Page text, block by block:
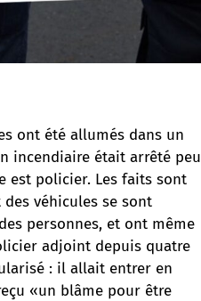
ont été allumés dans un
incendiaire était arrêté peu
est policier. Les faits sont
véhicules se sont
personnes, et ont même
adjoint depuis quatre
: il allait entrer en
«un blâme pour être